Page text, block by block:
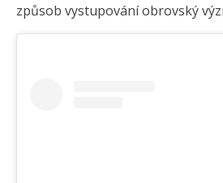
způsob vystupování obrovský